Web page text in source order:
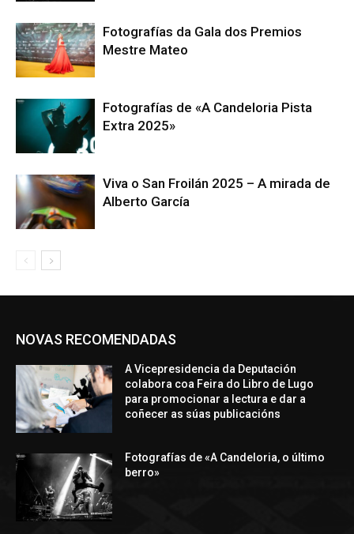
Fotografías da Gala dos Premios
Mestre Mateo
Fotografías de «A Candeloria Pista
Extra 2025»
Viva o San Froilán 2025 – A mirada de
Alberto García
NOVAS RECOMENDADAS
A Vicepresidencia da Deputación
colabora coa Feira do Libro de Lugo
para promocionar a lectura e dar a
coñecer as súas publicacións
Fotografías de «A Candeloria, o último
berro»